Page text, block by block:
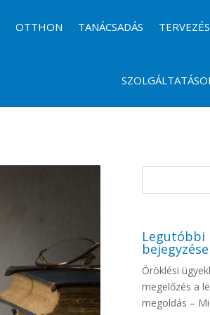
OTTHON TANÁCSADÁS TERVEZÉS
Legutóbbi
Öröklési
megelőzés a
megoldás –